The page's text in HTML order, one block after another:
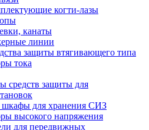
когти-лазы
канаты
линии
защиты втягивающего типа
тока
средств защиты для
для хранения СИЗ
высокого напряжения
для передвижных